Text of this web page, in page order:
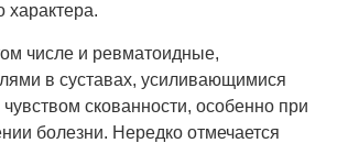
характера.
числе и ревматоидные,
в суставах, усиливающимися
скованности, особенно при
болезни. Нередко отмечается